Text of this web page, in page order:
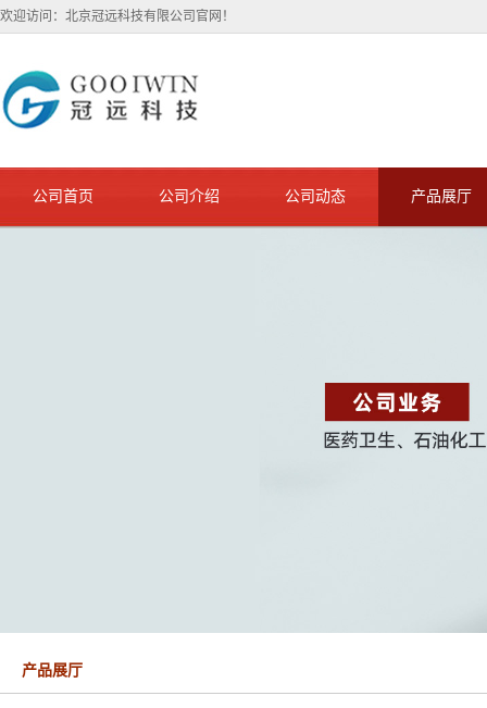
欢迎访问：北京冠远科技有限公司官网！
公司首页 公司介绍 公司动态 产品展厅
产品展厅